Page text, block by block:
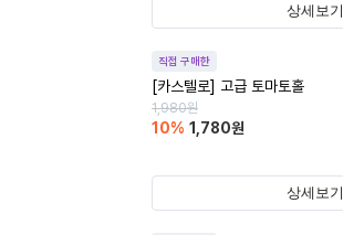
상세보기
직접 구매한
[카스텔로] 고급 토마토홀
1,980원
10% 1,780원
상세보기